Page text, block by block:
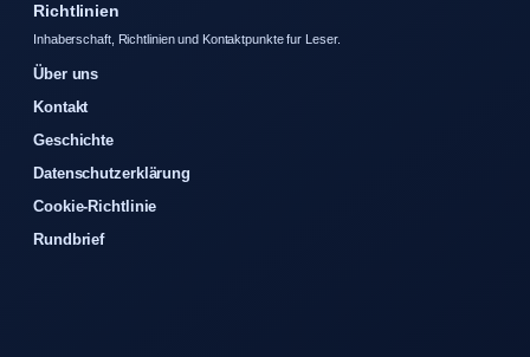
Richtlinien
Inhaberschaft, Richtlinien und Kontaktpunkte fur Leser.
Über uns
Kontakt
Geschichte
Datenschutzerklärung
Cookie-Richtlinie
Rundbrief